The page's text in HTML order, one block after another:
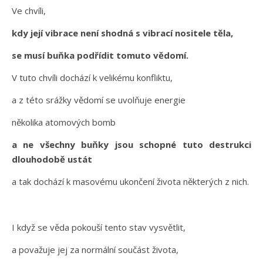
Ve chvíli,
kdy její vibrace není shodná s vibrací nositele těla,
se musí buňka podřídit tomuto vědomí.
V tuto chvíli dochází k velikému konfliktu,
a z této srážky vědomí se uvolňuje energie
několika atomových bomb
a ne všechny buňky jsou schopné tuto destrukci
dlouhodobě ustát
a tak dochází k masovému ukončení života některých z nich.
I když se věda pokouší tento stav vysvětlit,
a považuje jej za normální součást života,